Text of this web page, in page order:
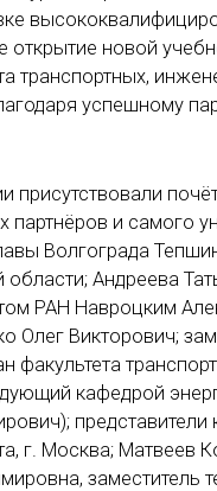
открытие новой
транспортных,
успешному
присутствовали
и самого
Волгограда
области; Андреева
РАН Навроцким
Олег Викторович;
факультета
кафедрой
г. Москва; Матвеев
заместитель